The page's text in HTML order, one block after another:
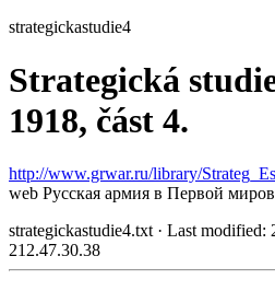
strategickastudie4
Strategická
1918, část 4.
http://www.grwar.ru/library/
web Русская армия в Первой
strategickastudie4.txt· Last modified:
212.47.30.38